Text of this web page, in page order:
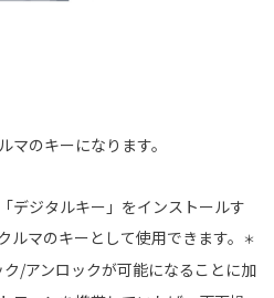
マのキーになります。
デジタルキー」をインストールす
マのキーとして使用できます。
＊
/アンロックが可能になることに加